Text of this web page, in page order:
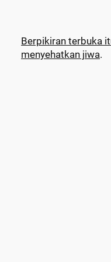
Berpikiran terbuka
menyehatkan jiwa.